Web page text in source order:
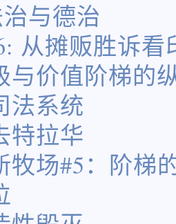
与德治
从摊贩胜诉看
与价值阶梯的
法系统
特拉华
牧场#5：阶梯